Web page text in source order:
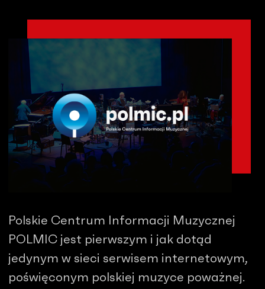
Polskie Centrum Informacji Muzycznej
POLMIC jest pierwszym i jak dotąd
jedynym w sieci serwisem internetowym,
poświęconym polskiej muzyce poważnej.